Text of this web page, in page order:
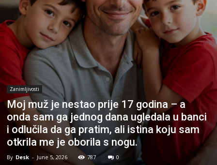
Zanimljivosti
Moj muž je nestao prije 17 godina – a
onda sam ga jednog dana ugledala u banci
i odlučila da ga pratim, ali istina koju sam
otkrila me je oborila s nogu.
By Desk - June 5, 2026 787 0